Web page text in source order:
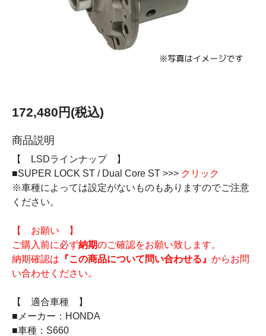
172,480円(税込)
商品説明
【 LSDラインナップ 】
■SUPER LOCK ST / Dual Core ST >>> クリック
※車種によっては設定がないものもありますのでご注意
ください。
【 お願い 】
ご購入前に必ず納期のご確認をお願い致します。
納期確認は 『この商品について問い合わせる』 からお問
い合わせください。
【 適合車種 】
■メーカー：HONDA
■車種：S660